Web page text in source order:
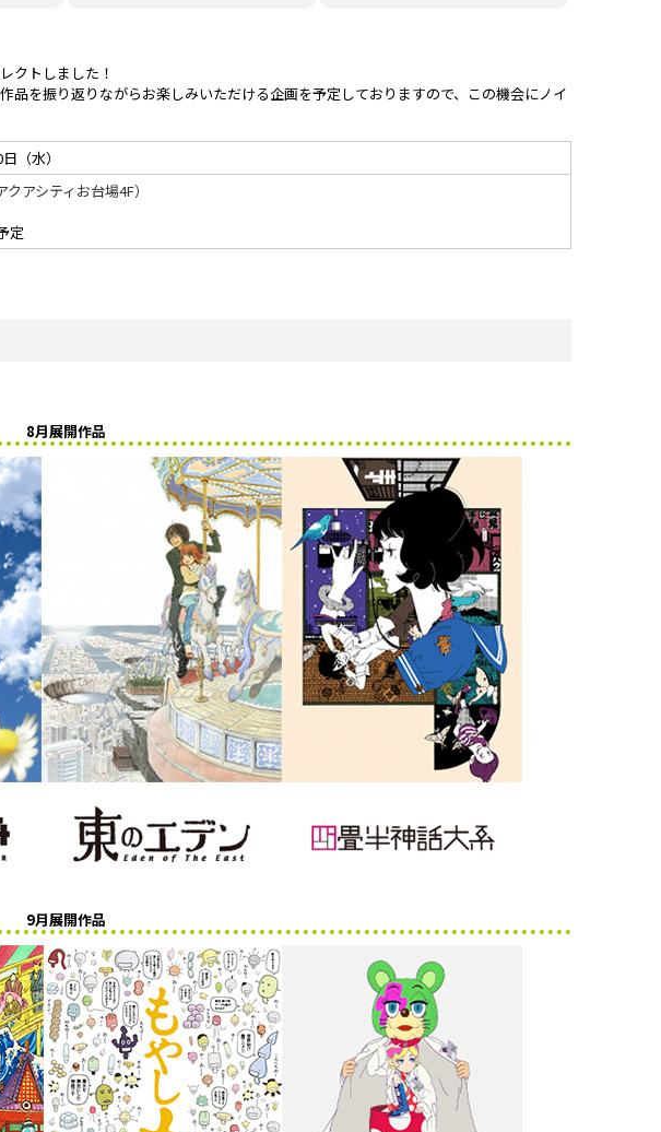
クトしました！
品を振り返りながらお楽しみいただける企画を予定しておりますので、この機会にノイ
（水）
アシティお台場4F）
定
8月展開作品
9月展開作品